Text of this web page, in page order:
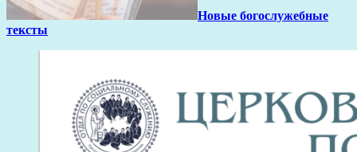
Новые богослужебные
тексты